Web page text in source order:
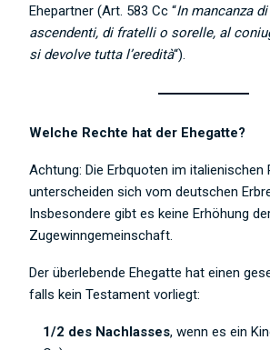
Ehepartner (Art. 583 Cc “In mancanza
ascendenti, di fratelli o sorelle, al
si devolve tutta l’eredità“).
Welche Rechte hat der Ehegatte?
Achtung: Die Erbquoten im italienischen
unterscheiden sich vom deutschen
Insbesondere gibt es keine Erhöhung
Zugewinngemeinschaft.
Der überlebende Ehegatte hat einen
falls kein Testament vorliegt:
1/2 des Nachlasses, wenn es ein